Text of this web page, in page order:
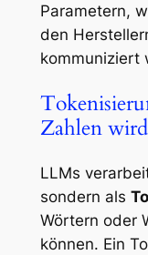
Parametern,
den
kommuniziert
Zahlen wird
LLMs
sondern als
Wörtern oder
können. Ein